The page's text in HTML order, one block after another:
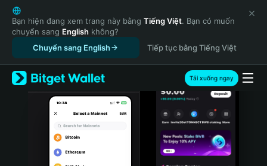
English
日本語
Tiếng Việt
Русский
Español (Latinoamérica)
Türkçe
Italiano
Português (Portugal)
Bạn hiện đang xem trang này bằng Tiếng Việt. Bạn có muốn
chuyển sang English không?
Chuyển sang English
Tiếp tục bằng Tiếng Việt
Tải xuống ngay